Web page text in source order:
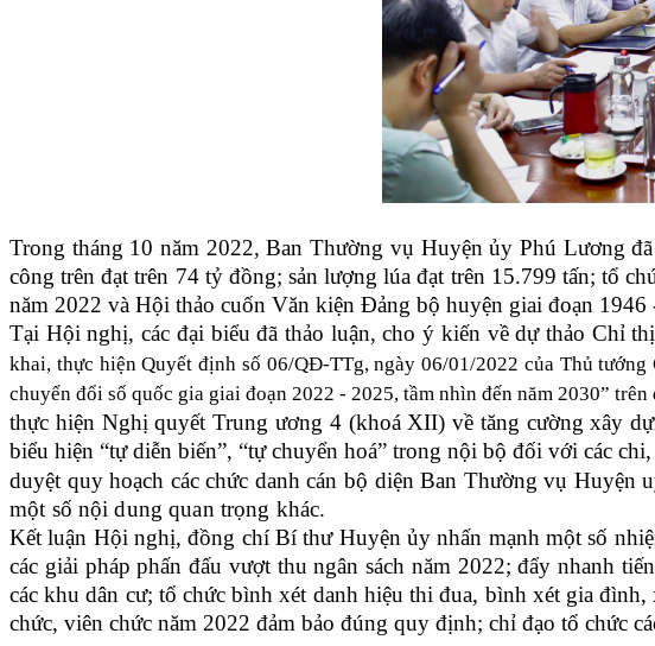
Trong tháng 10 năm 2022, Ban Thường vụ Huyện ủy Phú Lương
công trên đạt trên 74 tỷ đồng; sản lượng lúa đạt trên 15.799 tấn; tổ
năm 2022 và Hội thảo cuốn Văn kiện Đảng bộ huyện giai đoạn
Tại Hội nghị, các đại biểu đã thảo luận, cho ý kiến về dự thảo Chỉ
khai, thực hiện Quyết định số 06/QĐ-TTg, ngày 06/01/2022 của Thủ
chuyển đổi số quốc gia giai đoạn 2022 - 2025, tầm nhìn đến năm 2030”
thực hiện Nghị quyết Trung ương 4 (khoá XII) về tăng cường xây
biểu hiện “tự diễn biến”, “tự chuyển hoá” trong nội bộ đối với các
duyệt quy hoạch các chức danh cán bộ diện Ban Thường vụ
một số nội dung quan trọng khác.
Kết luận Hội nghị, đồng chí Bí thư Huyện ủy nhấn mạnh một số
các giải pháp phấn đấu vượt thu ngân sách năm 2022; đẩy nhanh
các khu dân cư; tổ chức bình xét danh hiệu thi đua, bình xét gia
chức, viên chức năm 2022 đảm bảo đúng quy định; chỉ đạo tổ chức